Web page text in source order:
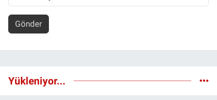
Gönder
Yükleniyor...